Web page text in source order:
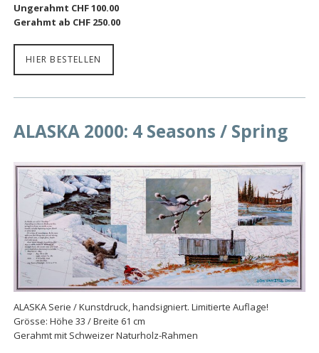
Ungerahmt CHF 100.00
Gerahmt ab CHF 250.00
HIER BESTELLEN
ALASKA 2000: 4 Seasons / Spring
ALASKA Serie / Kunstdruck, handsigniert. Limitierte Auflage!
Grösse: Höhe 33 / Breite 61 cm
Gerahmt mit Schweizer Naturholz-Rahmen